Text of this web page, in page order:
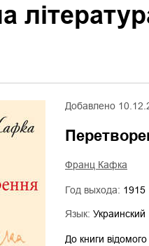
Добавлено
Франц Кафка
Год выхода: 1915
Язык: Украинский
До книги